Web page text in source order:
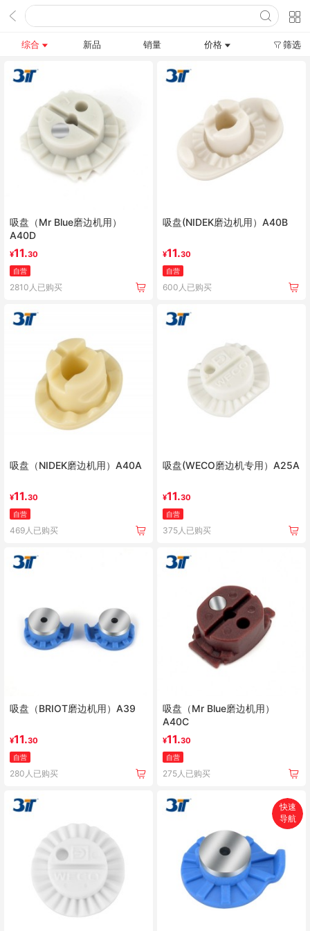
综合 新品 销量 价格 筛选
吸盘（Mr Blue磨边机用）
A40D
¥11.30
自营
2810人已购买
吸盘(NIDEK磨边机用）A40B
¥11.30
自营
600人已购买
吸盘（NIDEK磨边机用）A40A
¥11.30
自营
469人已购买
吸盘(WECO磨边机专用）A25A
¥11.30
自营
375人已购买
吸盘（BRIOT磨边机用）A39
¥11.30
自营
280人已购买
吸盘（Mr Blue磨边机用）
A40C
¥11.30
自营
275人已购买
首页
搜索
快速
导航